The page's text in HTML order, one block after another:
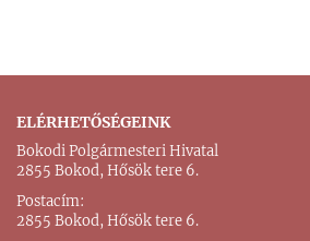
ELÉRHETŐSÉGEINK
Bokodi Polgármesteri Hivatal
2855 Bokod, Hősök tere 6.
Postacím:
2855 Bokod, Hősök tere 6.